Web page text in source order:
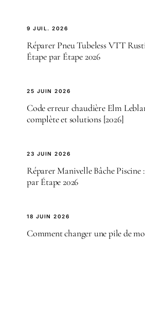
9 JUIL. 2026
Réparer Pneu Tubeless VTT
Étape par Étape 2026
25 JUIN 2026
Code erreur chaudière Elm
complète et solutions [2026]
23 JUIN 2026
Réparer Manivelle Bâche Piscine
par Étape 2026
18 JUIN 2026
Comment changer une pile de